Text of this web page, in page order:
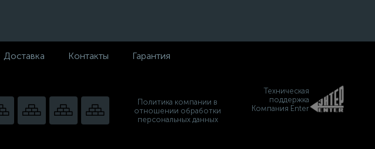
Доставка Контакты Гарантия
Политика компании в
отношении обработки
персональных данных
Техническая
поддержка
Компания Enter